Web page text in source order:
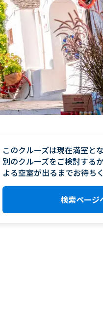
このクルーズは現在満室と
別のクルーズをご検討する
よる空室が出るまでお待ち
検索ページ